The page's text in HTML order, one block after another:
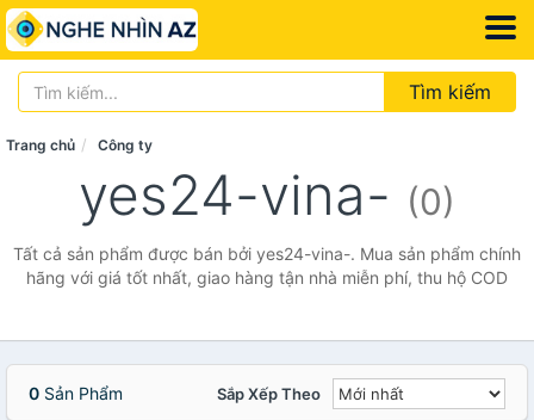
Tìm kiếm
Trang chủ Công ty
yes24-vina- (0)
Tất cả sản phẩm được bán bởi yes24-vina-. Mua sản phẩm chính
hãng với giá tốt nhất, giao hàng tận nhà miễn phí, thu hộ COD
0 Sản Phẩm Sắp Xếp Theo